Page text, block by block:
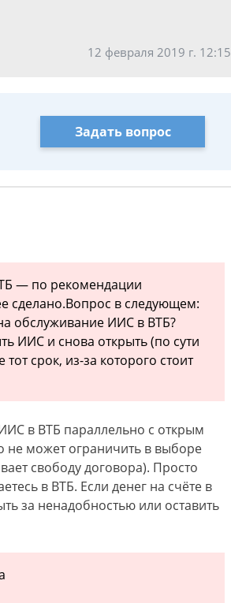
12 февраля 2019 г. 12:15
Задать вопрос
— по рекомендации
сделано.Вопрос в следующем:
обслуживание ИИС в ВТБ?
ИИС и снова открыть (по сути
срок, из-за которого стоит
в ВТБ параллельно с открым
не может ограничить в выборе
свободу договора). Просто
в ВТБ. Если денег на счёте в
за ненадобностью или оставить